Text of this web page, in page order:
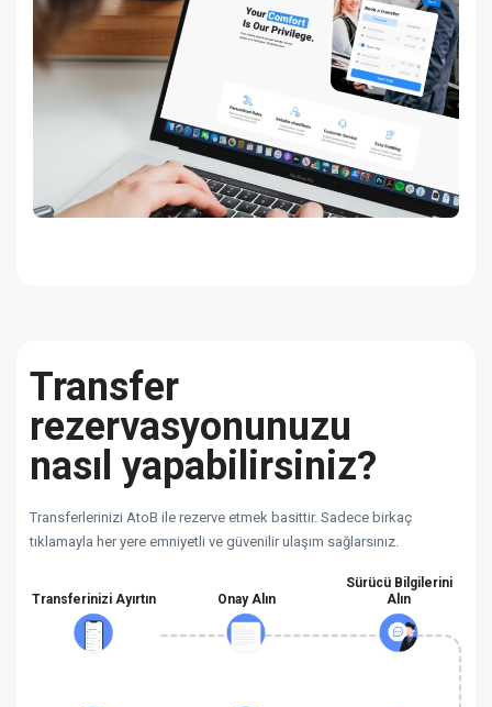
Transfer
rezervasyonunuzu
nasıl yapabilirsiniz?
Transferlerinizi AtoB ile rezerve etmek basittir. Sadece birkaç
tıklamayla her yere emniyetli ve güvenilir ulaşım sağlarsınız.
Transferinizi Ayırtın Onay Alın
Sürücü Bilgilerini
Alın